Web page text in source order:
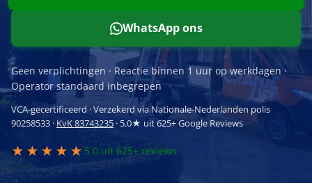
WhatsApp ons
Geen verplichtingen · Reactie binnen 1 uur op werkdagen ·
Operator standaard inbegrepen
VCA-gecertificeerd · Verzekerd via Nationale-Nederlanden polis
90258533 · KvK 83743235 · 5.0★ uit 625+ Google Reviews
★★★★★ 5.0 uit 625+ reviews